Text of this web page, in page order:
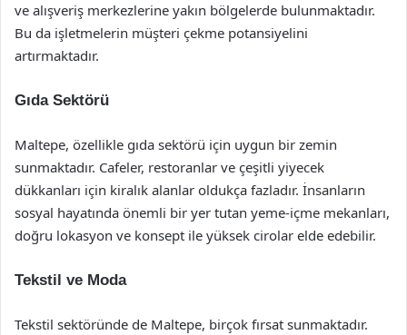
ve alışveriş merkezlerine yakın bölgelerde bulunmaktadır.
Bu da işletmelerin müşteri çekme potansiyelini
artırmaktadır.
Gıda Sektörü
Maltepe, özellikle gıda sektörü için uygun bir zemin
sunmaktadır. Cafeler, restoranlar ve çeşitli yiyecek
dükkanları için kiralık alanlar oldukça fazladır. İnsanların
sosyal hayatında önemli bir yer tutan yeme-içme mekanları,
doğru lokasyon ve konsept ile yüksek cirolar elde edebilir.
Tekstil ve Moda
Tekstil sektöründe de Maltepe, birçok fırsat sunmaktadır.